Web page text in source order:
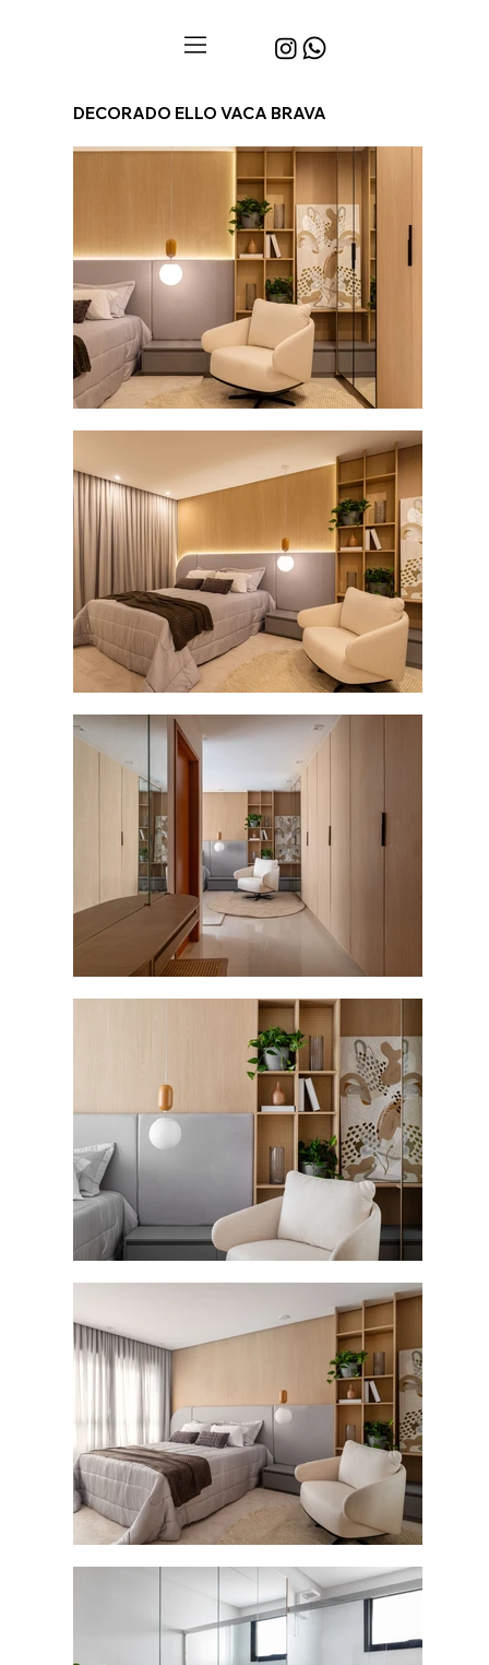
DECORADO ELLO VACA BRAVA